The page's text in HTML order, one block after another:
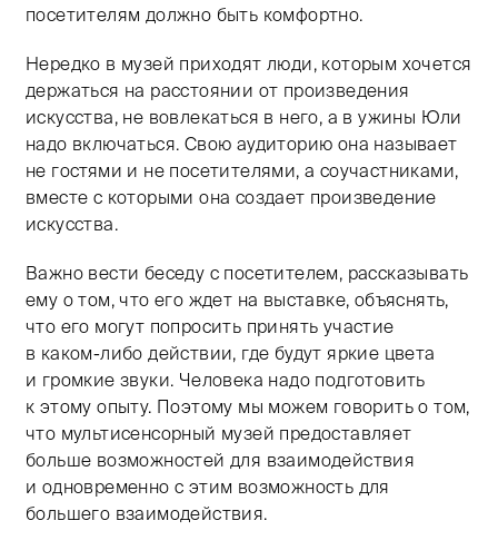
посетителям должно быть комфортно.
Нередко в музей приходят люди, которым хочется
держаться на расстоянии от произведения
искусства, не вовлекаться в него, а в ужины Юли
надо включаться. Свою аудиторию она называет
не гостями и не посетителями, а соучастниками,
вместе с которыми она создает произведение
искусства.
Важно вести беседу с посетителем, рассказывать
ему о том, что его ждет на выставке, объяснять,
что его могут попросить принять участие
в каком-либо действии, где будут яркие цвета
и громкие звуки. Человека надо подготовить
к этому опыту. Поэтому мы можем говорить о том,
что мультисенсорный музей предоставляет
больше возможностей для взаимодействия
и одновременно с этим возможность для
большего взаимодействия.